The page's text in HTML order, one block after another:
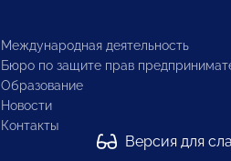
Международная деятельность
Бюро по защите прав
Образование
Новости
Контакты
Версия для